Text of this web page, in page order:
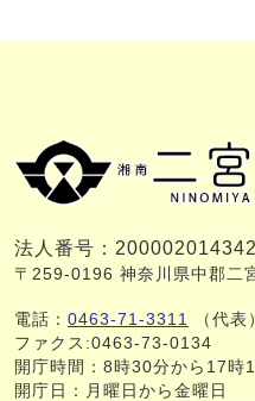
法人番号：
〒259-0196 神奈川県中郡二
電話： 0463-71-3311
（代表
ファクス:0463-73-0134
開庁時間：8時30分から17時
開庁日：月曜日から金曜日